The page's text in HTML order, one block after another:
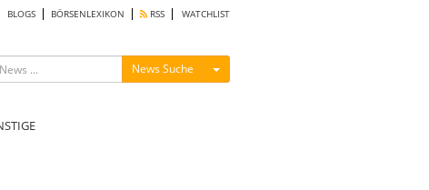
BLOGS BÖRSENLEXIKON RSS WATCHLIST
News Suche Menü ein-/ausblenden